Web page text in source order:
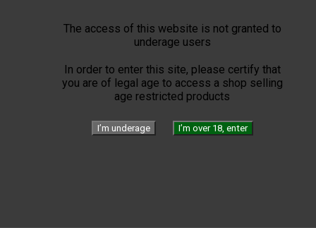
The access of this website is not granted to
underage users
In order to enter this site, please certify that
you are of legal age to access a shop selling
age restricted products
I’m underage I’m over 18, enter
Rey del Mundo
Romeo Y Julieta
Trinidad
Vegas Robaina
Vegueros
The Art of Fire
Windproof